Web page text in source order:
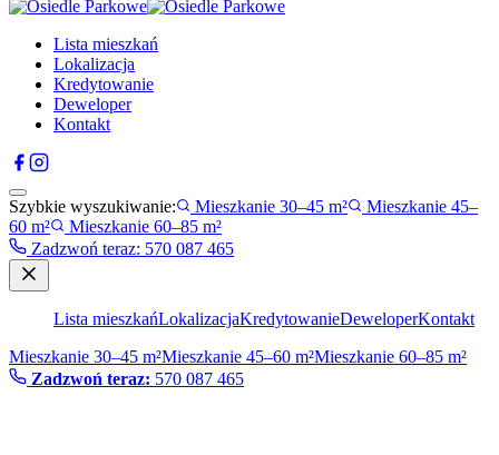
Lista mieszkań
Lokalizacja
Kredytowanie
Deweloper
Kontakt
Szybkie wyszukiwanie: Mieszkanie 30–45 m²
Mieszkanie 45–
60 m²
Mieszkanie 60–85 m²
Zadzwoń teraz: 570 087 465
Lista mieszkańLokalizacjaKredytowanieDeweloperKontakt
Mieszkanie 30–45 m²Mieszkanie 45–60 m²Mieszkanie 60–85 m²
Zadzwoń teraz: 570 087 465